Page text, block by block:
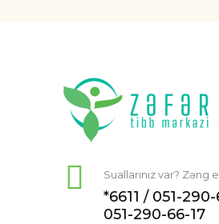
Suallarınız var? Zəng
*6611 / 051-290-
051-290-66-17